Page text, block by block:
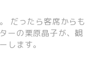
だったら客席からも
ーの栗原晶子が、観
します。